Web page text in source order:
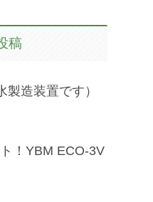
稿
製造装置です）
！YBM ECO-3V